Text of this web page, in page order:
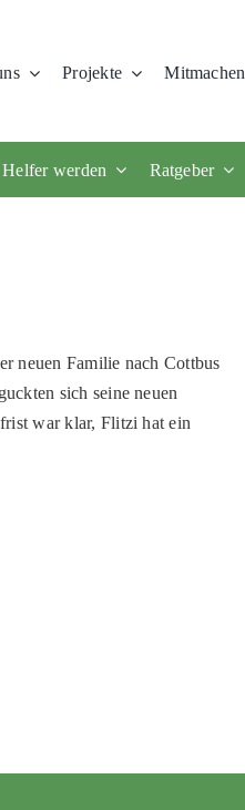
Projekte Mitmachen
Helfer werden Ratgeber
neuen Familie nach Cottbus
sich seine neuen
war klar, Flitzi hat ein